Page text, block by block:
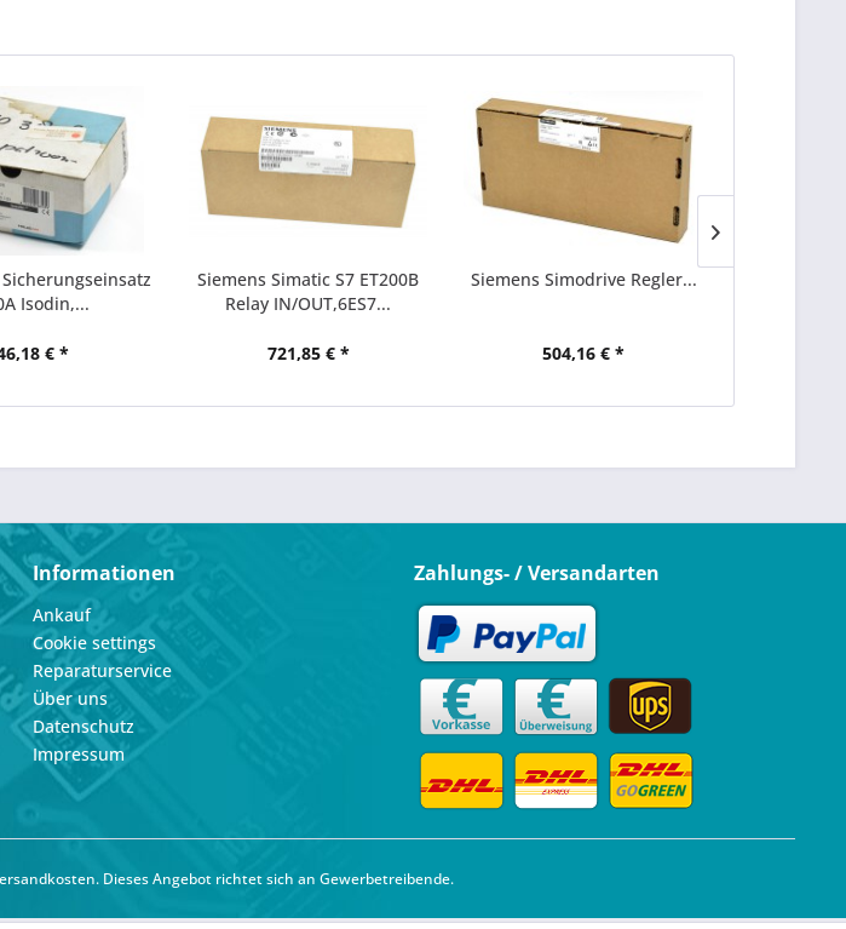
Sicherungseinsatz
Isodin,...
€ *
Siemens Simatic S7 ET200B
Relay IN/OUT,6ES7...
721,85 € *
Siemens Simodrive Regler...
504,16 € *
Informationen
Ankauf
Cookie settings
Reparaturservice
Über uns
Datenschutz
Impressum
Zahlungs- / Versandarten
. Dieses Angebot richtet sich an Gewerbetreibende.